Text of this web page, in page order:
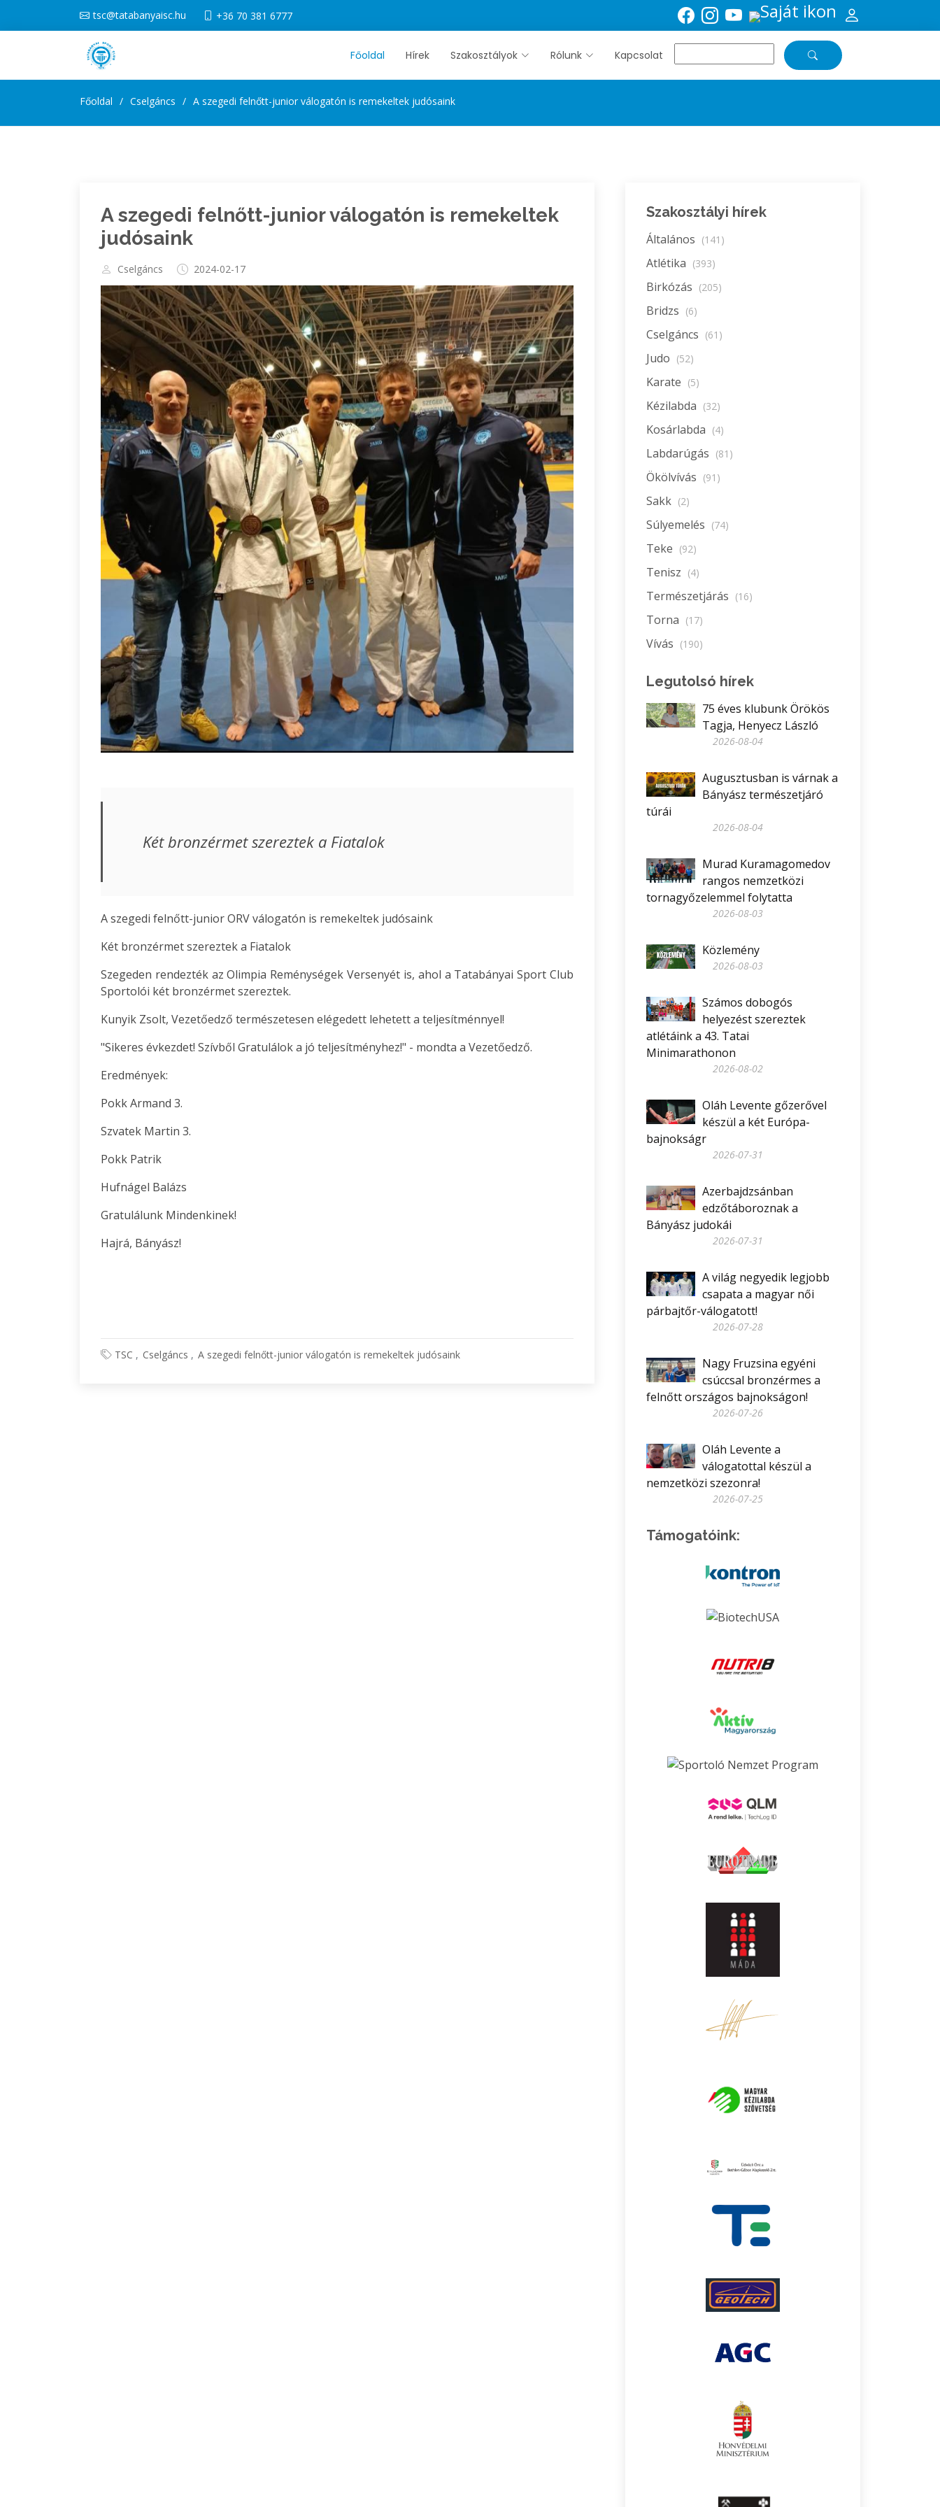
tsc@tatabanyaisc.hu +36 70 381 6777
Főoldal Hírek Szakosztályok Rólunk Kapcsolat
Főoldal Cselgáncs A szegedi felnőtt-junior válogatón is remekeltek judósaink
A szegedi felnőtt-junior válogatón is remekeltek
judósaink
Cselgáncs 2024-02-17
Két bronzérmet szereztek a Fiatalok
A szegedi felnőtt-junior ORV válogatón is remekeltek judósaink
Két bronzérmet szereztek a Fiatalok
Szegeden rendezték az Olimpia Reménységek Versenyét is, ahol a Tatabányai Sport Club
Sportolói két bronzérmet szereztek.
Kunyik Zsolt, Vezetőedző természetesen elégedett lehetett a teljesítménnyel!
"Sikeres évkezdet! Szívből Gratulálok a jó teljesítményhez!" - mondta a Vezetőedző.
Eredmények:
Pokk Armand 3.
Szvatek Martin 3.
Pokk Patrik
Hufnágel Balázs
Gratulálunk Mindenkinek!
Hajrá, Bányász!
TSC Cselgáncs A szegedi felnőtt-junior válogatón is remekeltek judósaink
Szakosztályi hírek
Általános (141)
Atlétika (393)
Birkózás (205)
Bridzs (6)
Cselgáncs (61)
Judo (52)
Karate (5)
Kézilabda (32)
Kosárlabda (4)
Labdarúgás (81)
Ökölvívás (91)
Sakk (2)
Súlyemelés (74)
Teke (92)
Tenisz (4)
Természetjárás (16)
Torna (17)
Vívás (190)
Legutolsó hírek
75 éves klubunk Örökös
Tagja, Henyecz László
2026-08-04
Augusztusban is várnak a
Bányász természetjáró
túrái
2026-08-04
Murad Kuramagomedov
rangos nemzetközi
tornagyőzelemmel folytatta
2026-08-03
Közlemény
2026-08-03
Számos dobogós
helyezést szereztek
atlétáink a 43. Tatai
Minimarathonon
2026-08-02
Oláh Levente gőzerővel
készül a két Európa-
bajnokságr
2026-07-31
Azerbajdzsánban
edzőtáboroznak a
Bányász judokái
2026-07-31
A világ negyedik legjobb
csapata a magyar női
párbajtőr-válogatott!
2026-07-28
Nagy Fruzsina egyéni
csúccsal bronzérmes a
felnőtt országos bajnokságon!
2026-07-26
Oláh Levente a
válogatottal készül a
nemzetközi szezonra!
2026-07-25
Támogatóink: